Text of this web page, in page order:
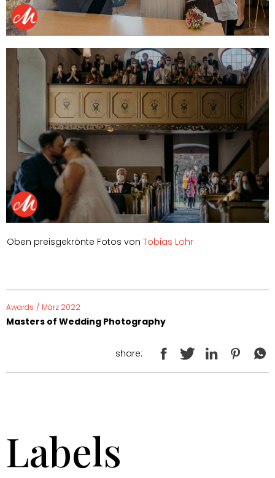
Oben preisgekrönte Fotos von Tobias Löhr
Awards / März 2022
Masters of Wedding Photography
share:
Labels